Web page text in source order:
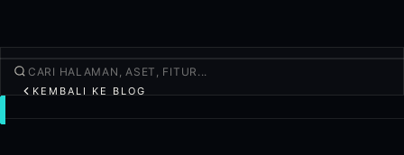
KEMBALI KE BLOG